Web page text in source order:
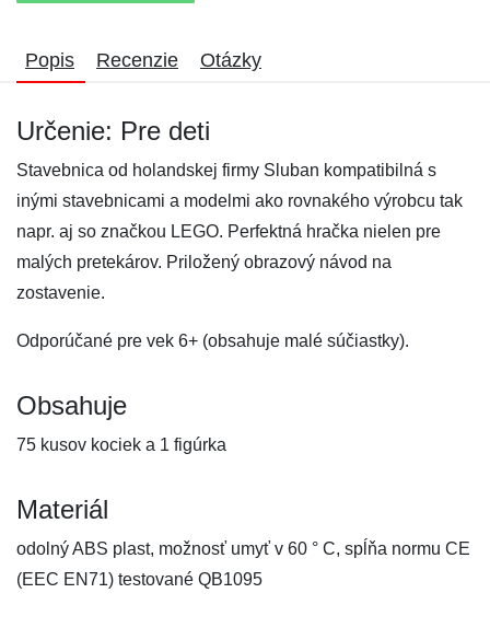
Popis Recenzie Otázky
Určenie: Pre deti
Stavebnica od holandskej firmy Sluban kompatibilná s
inými stavebnicami a modelmi ako rovnakého výrobcu tak
napr. aj so značkou LEGO. Perfektná hračka nielen pre
malých pretekárov. Priložený obrazový návod na
zostavenie.
Odporúčané pre vek 6+ (obsahuje malé súčiastky).
Obsahuje
75 kusov kociek a 1 figúrka
Materiál
odolný ABS plast, možnosť umyť v 60 ° C, spĺňa normu CE
(EEC EN71) testované QB1095